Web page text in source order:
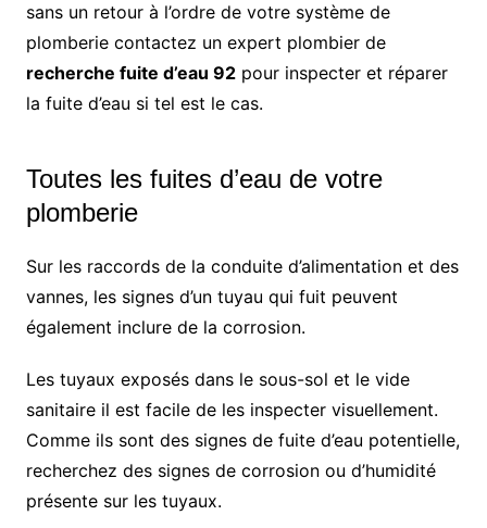
sans un retour à l’ordre de votre système de
plomberie contactez un expert plombier de
recherche fuite d’eau 92pour inspecter et réparer
la fuite d’eau si tel est le cas.
Toutes les fuites d’eau de votre
plomberie
Sur les raccords de la conduite d’alimentation et des
vannes, les signes d’un tuyau qui fuit peuvent
également inclure de la corrosion.
Les tuyaux exposés dans le sous-sol et le vide
sanitaire il est facile de les inspecter visuellement.
Comme ils sont des signes de fuite d’eau potentielle,
recherchez des signes de corrosion ou d’humidité
présente sur les tuyaux.